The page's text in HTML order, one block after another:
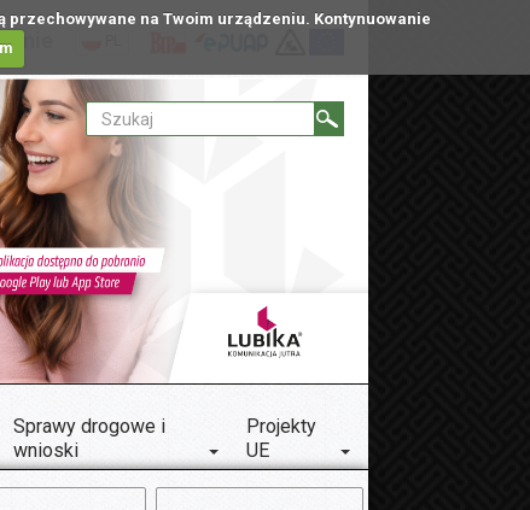
na Twoim urządzeniu. Kontynuowanie
Sprawy drogowe i
wnioski
Projekty
UE